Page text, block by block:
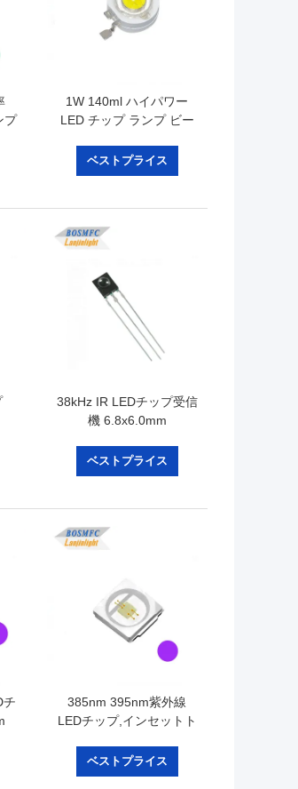
プ
1W 140ml ハイパワー
LED チップ ランプ ビー
ベストプライス
38kHz IR LEDチップ受信
機 6.8x6.0mm
御システム用
ベストプライス
チ
385nm 395nm紫外線
LEDチップ,インセットト
1W
ベストプライス